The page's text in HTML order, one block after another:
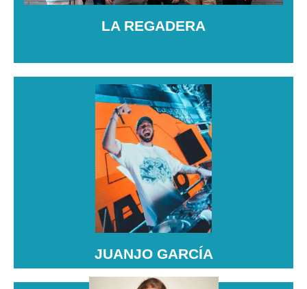
LA REGADERA
JUANJO GARCÍA
JUANJO GARCÍA
Juanjo García es un DJ español destacado en
música urbana, especialmente reggaetón, trap y
dembow. Ha tocado en grandes festivales como
Medusa, Arenal Sound y Zevra, y también se dedica
a la producción musical.